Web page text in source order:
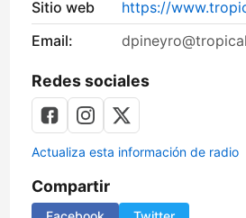
Sitio web
https://
Email:
Redes sociales
Actualiza esta información de radio
Compartir